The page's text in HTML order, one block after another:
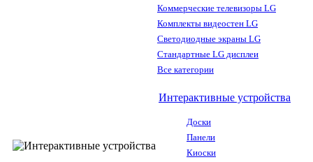
Коммерческие телевизоры LG
Комплекты видеостен LG
Светодиодные экраны LG
Стандартные LG дисплеи
Все категории
Интерактивные устройства
Доски
Панели
Киоски